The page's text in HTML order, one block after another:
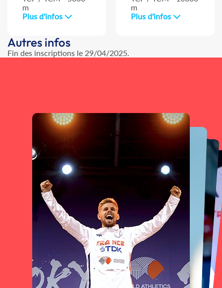
m
Plus d'infos
m
Plus d'infos
Autres infos
Fin des inscriptions le 29/04/2025.